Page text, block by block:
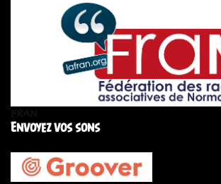
Envoyez vos sons